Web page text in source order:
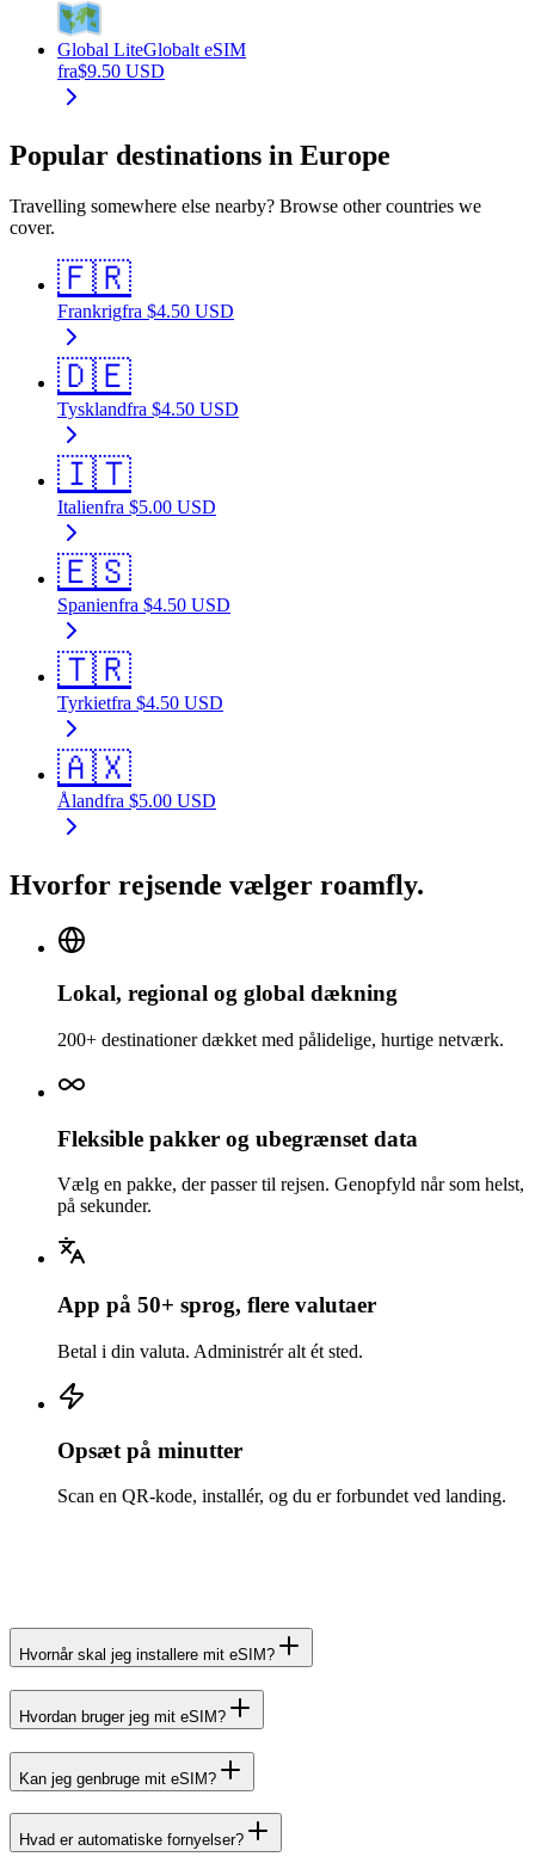
Global LiteGlobalt eSIM
fra$9.50 USD
Popular destinations in Europe
Travelling somewhere else nearby? Browse other countries we
cover.
🇫🇷
Frankrigfra $4.50 USD
🇩🇪
Tysklandfra $4.50 USD
🇮🇹
Italienfra $5.00 USD
🇪🇸
Spanienfra $4.50 USD
🇹🇷
Tyrkietfra $4.50 USD
🇦🇽
Ålandfra $5.00 USD
Hvorfor rejsende vælger roamfly.
Lokal, regional og global dækning
200+ destinationer dækket med pålidelige, hurtige netværk.
Fleksible pakker og ubegrænset data
Vælg en pakke, der passer til rejsen. Genopfyld når som helst,
på sekunder.
App på 50+ sprog, flere valutaer
Betal i din valuta. Administrér alt ét sted.
Opsæt på minutter
Scan en QR-kode, installér, og du er forbundet ved landing.
Hvornår skal jeg installere mit eSIM?
Hvordan bruger jeg mit eSIM?
Kan jeg genbruge mit eSIM?
Hvad er automatiske fornyelser?